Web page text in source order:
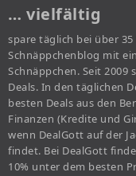
… vielfältig
spare täglich bei über
Schnäppchenblog mit
Schnäppchen. Seit 2009
Deals. In den täglichen
besten Deals aus den
Finanzen (Kredite und
wenn DealGott auf der
findet. Bei DealGott
10% unter dem besten